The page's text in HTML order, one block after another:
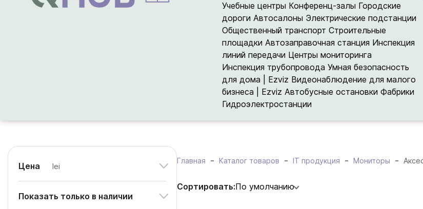
Учебные центры Конференц-залы Городские
дороги Автосалоны Электрические подстанции
Общественный транспорт Строительные
площадки Автозаправочная станция Инспекция
линий передачи Центры мониторинга
Инспекция трубопровода Умная безопасность
для дома | Ezviz Видеонаблюдение для малого
бизнеса | Ezviz Автобусные остановки Фабрики
Гидроэлектростанции
Цена lei
Показать только в наличии
Главная Каталог товаров IT продукция Мониторы
Сортировать:По умолчанию